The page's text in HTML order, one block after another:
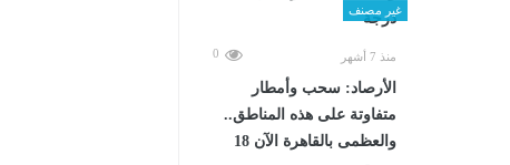
غير مصنف
منذ 7 أشهر 0
الأرصاد: سحب وأمطار
متفاوتة على هذه المناطق..
والعظمى بالقاهرة الآن 18